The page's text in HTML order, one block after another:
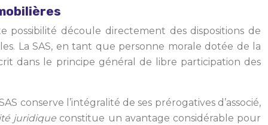
possibilité découle directement des dispositions de
La SAS, en tant que personne morale dotée de la
dans le principe général de libre participation des
conserve l’intégralité de ses prérogatives d’associé,
juridique constitue un avantage considérable pour